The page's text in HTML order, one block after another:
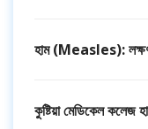
হাম (Measles):
কুষ্টিয়া মেডিকেল কলেজ